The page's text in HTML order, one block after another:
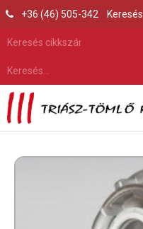
Keresés
+36 (46) 505-342